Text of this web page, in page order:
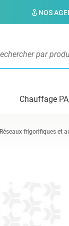
NOS
Chauffage
Réseaux frigorifiques et